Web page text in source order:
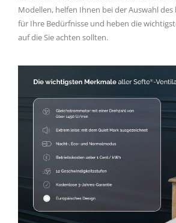
Modellen, helfen Ihnen bei der Auswahl
für Ihre Bedürfnisse und heben die
auf die Sie achten sollten.